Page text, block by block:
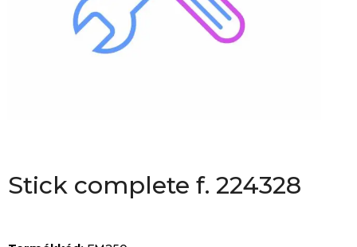
Stick complete f. 224328